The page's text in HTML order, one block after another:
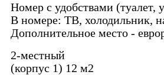
Номер с удобствами (туалет,
В номере: ТВ, холодильник,
Дополнительное место -
2-местный
(корпус 1) 12 м2